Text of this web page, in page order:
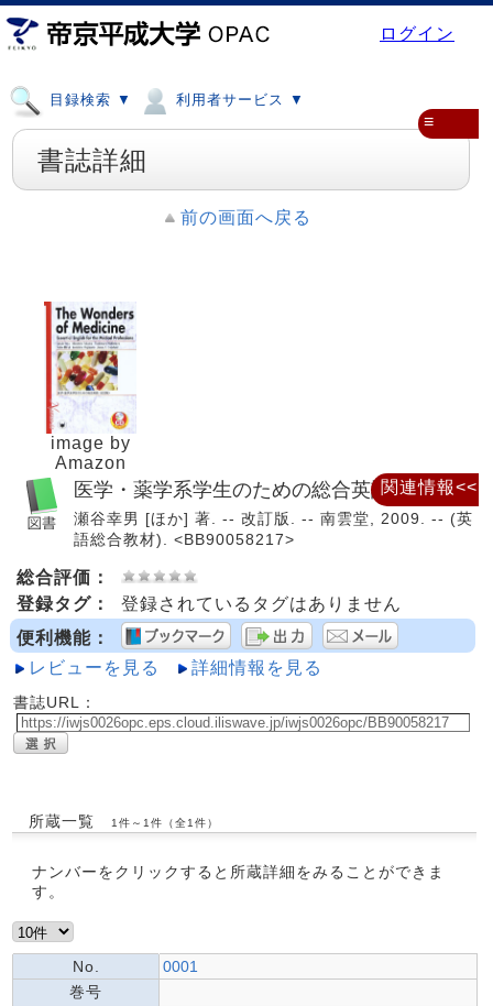
ログイン
目録検索 ▼ 利用者サービス ▼
≡
書誌詳細
前の画面へ戻る
image by
Amazon
医学・薬学系学生のための総合英語
瀬谷幸男 [ほか] 著. -- 改訂版. -- 南雲堂, 2009. -- (英
語総合教材). <BB90058217>
総合評価：
登録タグ：
登録されているタグはありません
便利機能：
レビューを見る
詳細情報を見る
書誌URL：
所蔵一覧 1件～1件（全1件）
ナンバーをクリックすると所蔵詳細をみることができま
す。
No.
0001
巻号
関連情報<<